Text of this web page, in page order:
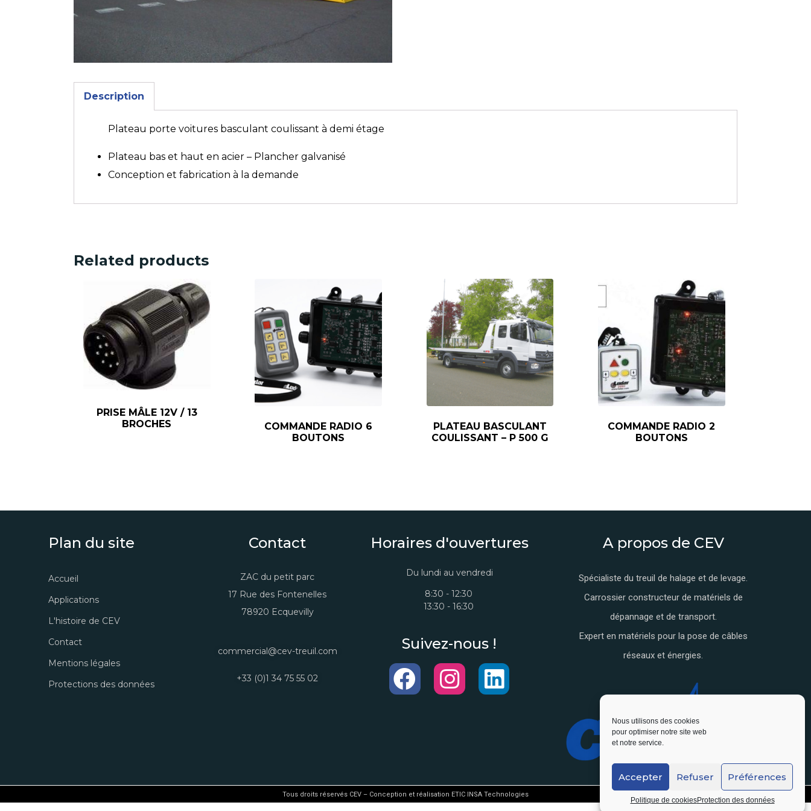
Nous utilisons des cookies
pour optimiser notre site web
et notre service.
Accepter Refuser Préférences
Politique de cookiesProtection des données
Description
Plateau porte voitures basculant coulissant à demi étage
Plateau bas et haut en acier – Plancher galvanisé
Conception et fabrication à la demande
Related products
PRISE MÂLE 12V / 13
BROCHES
COMMANDE RADIO 6
BOUTONS
PLATEAU BASCULANT
COULISSANT – P 500 G
COMMANDE RADIO 2
BOUTONS
Plan du site
Accueil
Applications
L'histoire de CEV
Contact
Mentions légales
Protections des données
Contact
ZAC du petit parc
17 Rue des Fontenelles
78920 Ecquevilly
commercial@cev-treuil.com
+33 (0)1 34 75 55 02
Horaires d'ouvertures
Du lundi au vendredi
8:30 - 12:30
13:30 - 16:30
Suivez-nous !
A propos de CEV
Spécialiste du treuil de halage et de levage.
Carrossier constructeur de matériels de
dépannage et de transport.
Expert en matériels pour la pose de câbles
réseaux et énergies.
Tous droits réservés CEV – Conception et réalisation ETIC INSA Technologies